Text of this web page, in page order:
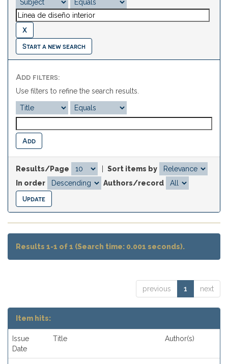
Start a new search
Add filters:
Use filters to refine the search results.
Results/Page
Sort items by
In order
Authors/record
Results 1-1 of 1 (Search time: 0.001 seconds).
previous 1 next
Item hits:
Issue
Date
Title Author(s)